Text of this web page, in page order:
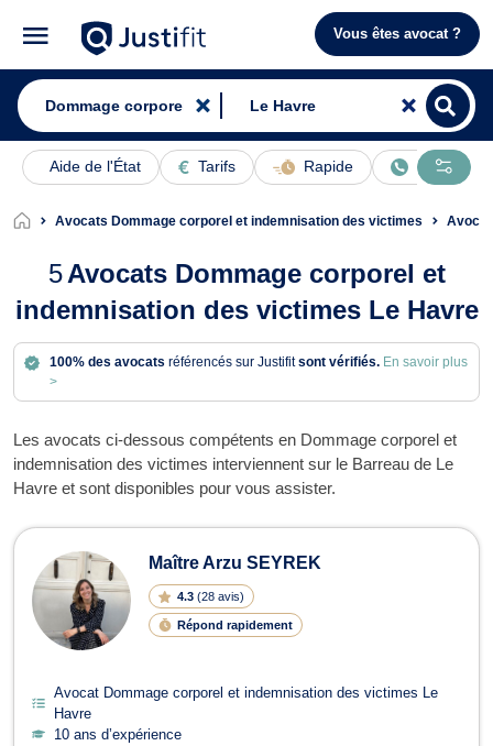
Vous êtes avocat ?
Aide de l'État Tarifs Rapide En ligne
Avocats Dommage corporel et indemnisation des victimes
5 Avocats Dommage corporel et
indemnisation des victimes Le Havre
100% des avocats référencés sur Justifitsont vérifiés. En savoir plus
>
Les avocats ci-dessous compétents en Dommage corporel et
indemnisation des victimes interviennent sur le Barreau de Le
Havre et sont disponibles pour vous assister.
Avocats en Dommage corporel et
Maître Arzu SEYREK
4.3 (28 avis)
Répond rapidement
Avocat Dommage corporel et indemnisation des victimes Le
Havre
10 ans d’expérience